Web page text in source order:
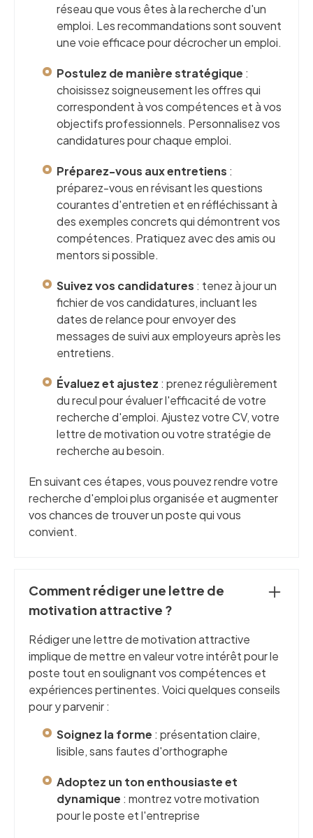
réseau que vous êtes à la recherche d'un
emploi. Les recommandations sont souvent
une voie efficace pour décrocher un emploi.
Postulez de manière stratégique :
choisissez soigneusement les offres qui
correspondent à vos compétences et à vos
objectifs professionnels. Personnalisez vos
candidatures pour chaque emploi.
Préparez-vous aux entretiens :
préparez-vous en révisant les questions
courantes d'entretien et en réfléchissant à
des exemples concrets qui démontrent vos
compétences. Pratiquez avec des amis ou
mentors si possible.
Suivez vos candidatures : tenez à jour un
fichier de vos candidatures, incluant les
dates de relance pour envoyer des
messages de suivi aux employeurs après les
entretiens.
Évaluez et ajustez : prenez régulièrement
du recul pour évaluer l'efficacité de votre
recherche d'emploi. Ajustez votre CV, votre
lettre de motivation ou votre stratégie de
recherche au besoin.
En suivant ces étapes, vous pouvez rendre votre
recherche d'emploi plus organisée et augmenter
vos chances de trouver un poste qui vous
convient.
Comment rédiger une lettre de
motivation attractive ?
Rédiger une lettre de motivation attractive
implique de mettre en valeur votre intérêt pour le
poste tout en soulignant vos compétences et
expériences pertinentes. Voici quelques conseils
pour y parvenir :
Soignez la forme : présentation claire,
lisible, sans fautes d'orthographe
Adoptez un ton enthousiaste et
dynamique : montrez votre motivation
pour le poste et l'entreprise